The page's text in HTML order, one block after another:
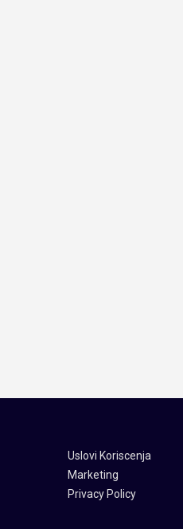
Uslovi Koriscenja
Marketing
Privacy Policy